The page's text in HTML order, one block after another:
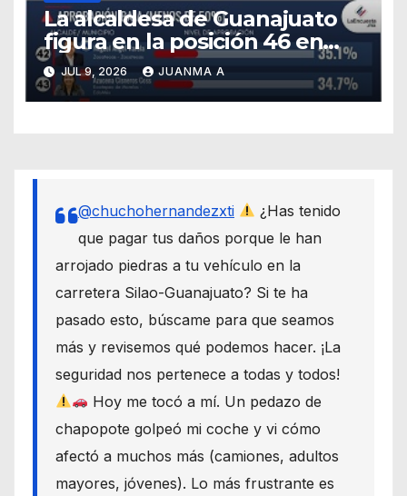
La alcaldesa de Guanajuato
figura en la posición 46 en
ranking nacional
JUL 9, 2026 JUANMA A
@chuchohernandezxti
¿Has tenido
que pagar tus daños porque le han
arrojado piedras a tu vehículo en la
carretera Silao-Guanajuato? Si te ha
pasado esto, búscame para que seamos
más y revisemos qué podemos hacer. ¡La
seguridad nos pertenece a todas y todos!
Hoy me tocó a mí. Un pedazo de
chapopote golpeó mi coche y vi cómo
afectó a muchos más (camiones, adultos
mayores, jóvenes). Lo más frustrante es